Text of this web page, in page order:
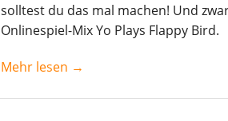
solltest du das mal machen! Und
Onlinespiel-Mix Yo Plays Flappy Bird.
Mehr lesen →